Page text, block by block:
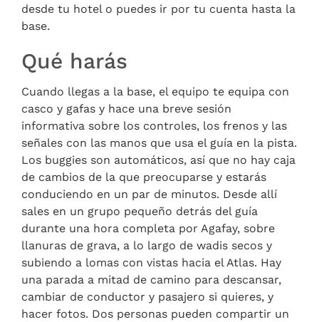
desde tu hotel o puedes ir por tu cuenta hasta la
base.
Qué harás
Cuando llegas a la base, el equipo te equipa con
casco y gafas y hace una breve sesión
informativa sobre los controles, los frenos y las
señales con las manos que usa el guía en la pista.
Los buggies son automáticos, así que no hay caja
de cambios de la que preocuparse y estarás
conduciendo en un par de minutos. Desde allí
sales en un grupo pequeño detrás del guía
durante una hora completa por Agafay, sobre
llanuras de grava, a lo largo de wadis secos y
subiendo a lomas con vistas hacia el Atlas. Hay
una parada a mitad de camino para descansar,
cambiar de conductor y pasajero si quieres, y
hacer fotos. Dos personas pueden compartir un